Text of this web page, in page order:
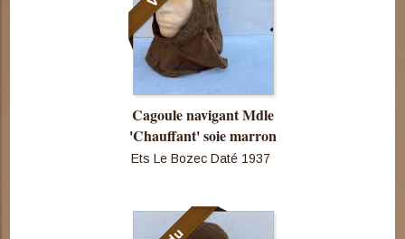
cette pièce
Cagoule navigant Mdle
'Chauffant' soie marron
Ets Le Bozec Daté 1937